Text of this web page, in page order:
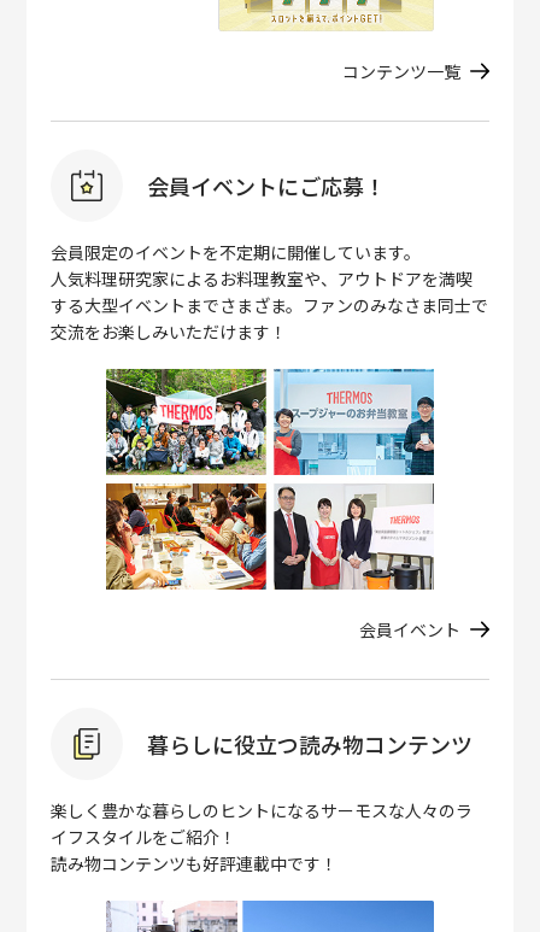
コンテンツ一覧
会員イベントにご応募！
会員限定のイベントを不定期に開催しています。
人気料理研究家によるお料理教室や、アウトドアを満喫
する大型イベントまでさまざま。ファンのみなさま同士で
交流をお楽しみいただけます！
会員イベント
暮らしに役立つ読み物コンテンツ
楽しく豊かな暮らしのヒントになるサーモスな人々のラ
イフスタイルをご紹介！
読み物コンテンツも好評連載中です！